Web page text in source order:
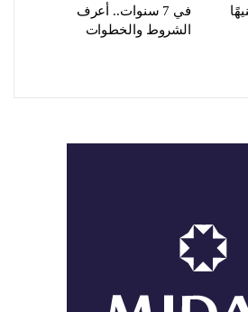
في 7 سنوات.. أعرف
الشروط والخطوات